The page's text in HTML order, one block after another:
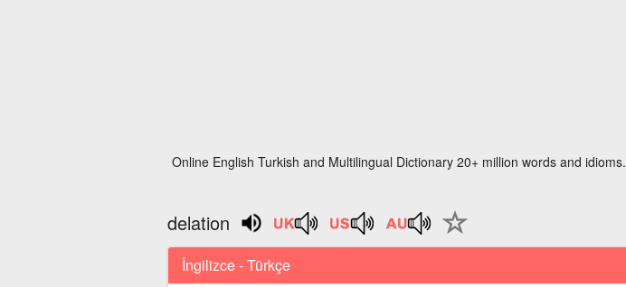
Online English Turkish and Multilingual Dictionary 20+ million words and idioms.
delation
İngilizce - Türkçe